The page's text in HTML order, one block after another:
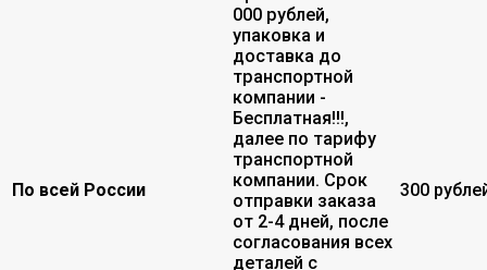
По всей России
000 рублей,
упаковка и
доставка до
транспортной
компании -
Бесплатная!!!,
далее по тарифу
транспортной
компании. Срок
отправки заказа
от 2-4 дней, после
согласования всех
деталей с
300